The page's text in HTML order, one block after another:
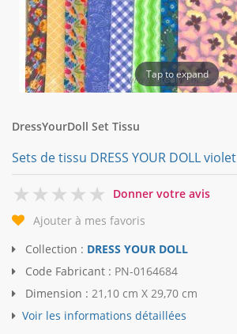
Tap to expand
DressYourDoll Set Tissu
Sets de tissu DRESS YOUR DOLL violet
0
Donner votre avis
Ajouter à mes favoris
Collection : DRESS YOUR DOLL
Code Fabricant : PN-0164684
Dimension : 21,10 cm X 29,70 cm
Voir les informations détaillées